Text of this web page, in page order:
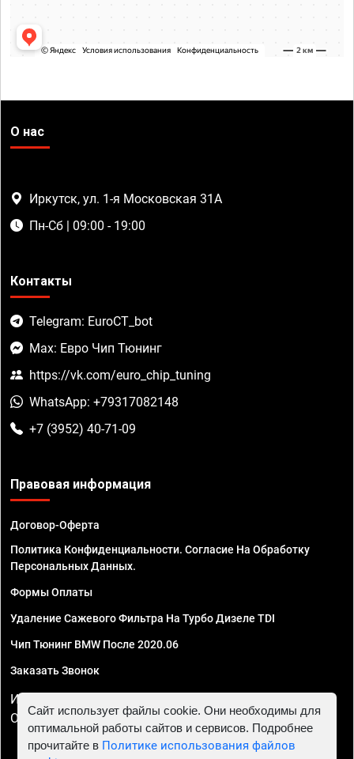
О нас
Иркутск, ул. 1-я Московская 31А
Пн-Сб | 09:00 - 19:00
Контакты
Telegram: EuroCT_bot
Max: Евро Чип Тюнинг
https://vk.com/euro_chip_tuning
WhatsApp: +79317082148
+7 (3952) 40-71-09
Правовая информация
Договор-Оферта
Политика Конфиденциальности. Согласие На Обработку
Персональных Данных.
Формы Оплаты
Удаление Сажевого Фильтра На Турбо Дизеле TDI
Чип Тюнинг BMW После 2020.06
Заказать Звонок
ИП Смирнов Георгий Павлович. ИНН 781302555843,
ОГРНИП 324470400032610
Сайт использует файлы cookie. Они необходимы для
оптимальной работы сайтов и сервисов. Подробнее
прочитайте в Политике использования файлов